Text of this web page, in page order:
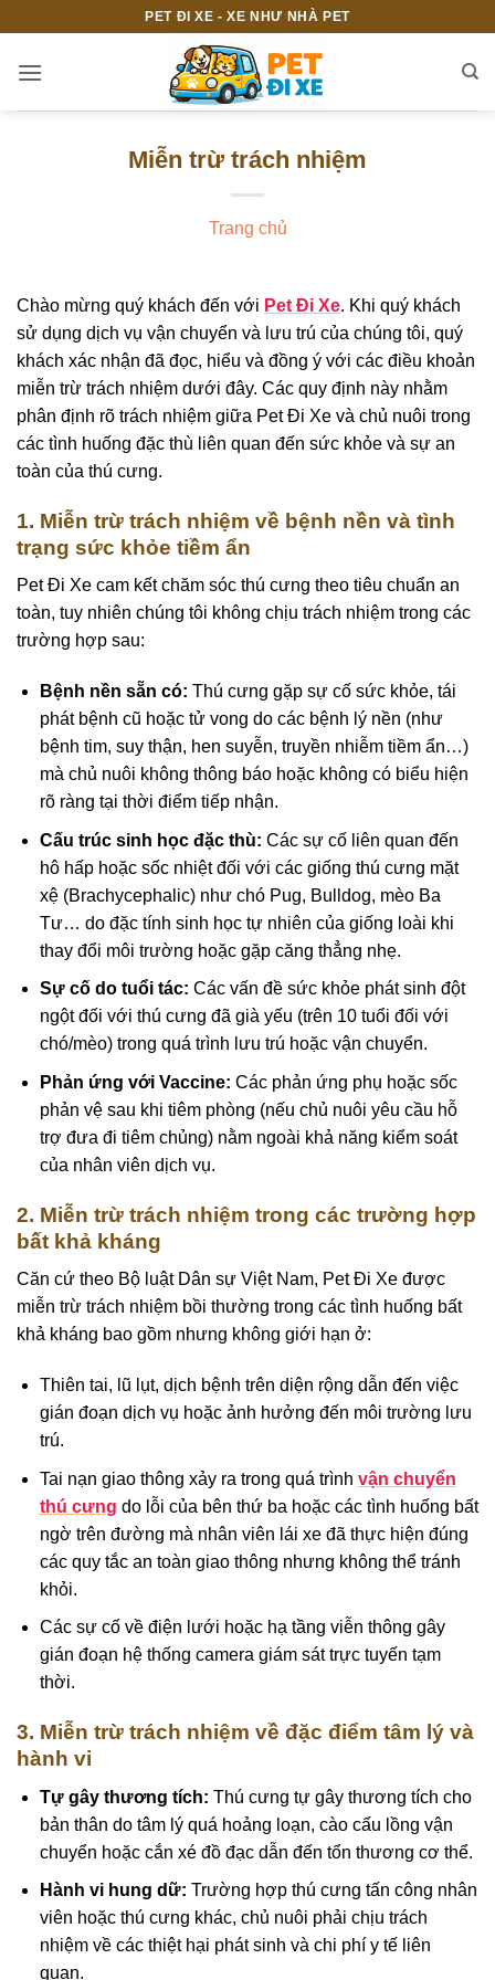
nội
PET ĐI XE - XE NHƯ NHÀ PET
Miễn trừ trách nhiệm
Trang chủ
Chào mừng quý khách đến với Pet Đi Xe. Khi quý khách
sử dụng dịch vụ vận chuyển và lưu trú của chúng tôi, quý
khách xác nhận đã đọc, hiểu và đồng ý với các điều khoản
miễn trừ trách nhiệm dưới đây. Các quy định này nhằm
phân định rõ trách nhiệm giữa Pet Đi Xe và chủ nuôi trong
các tình huống đặc thù liên quan đến sức khỏe và sự an
toàn của thú cưng.
1. Miễn trừ trách nhiệm về bệnh nền và tình
trạng sức khỏe tiềm ẩn
Pet Đi Xe cam kết chăm sóc thú cưng theo tiêu chuẩn an
toàn, tuy nhiên chúng tôi không chịu trách nhiệm trong các
trường hợp sau:
Bệnh nền sẵn có: Thú cưng gặp sự cố sức khỏe, tái
phát bệnh cũ hoặc tử vong do các bệnh lý nền (như
bệnh tim, suy thận, hen suyễn, truyền nhiễm tiềm ẩn…)
mà chủ nuôi không thông báo hoặc không có biểu hiện
rõ ràng tại thời điểm tiếp nhận.
Cấu trúc sinh học đặc thù: Các sự cố liên quan đến
hô hấp hoặc sốc nhiệt đối với các giống thú cưng mặt
xệ (Brachycephalic) như chó Pug, Bulldog, mèo Ba
Tư… do đặc tính sinh học tự nhiên của giống loài khi
thay đổi môi trường hoặc gặp căng thẳng nhẹ.
Sự cố do tuổi tác: Các vấn đề sức khỏe phát sinh đột
ngột đối với thú cưng đã già yếu (trên 10 tuổi đối với
chó/mèo) trong quá trình lưu trú hoặc vận chuyển.
Phản ứng với Vaccine: Các phản ứng phụ hoặc sốc
phản vệ sau khi tiêm phòng (nếu chủ nuôi yêu cầu hỗ
trợ đưa đi tiêm chủng) nằm ngoài khả năng kiểm soát
của nhân viên dịch vụ.
2. Miễn trừ trách nhiệm trong các trường hợp
bất khả kháng
Căn cứ theo Bộ luật Dân sự Việt Nam, Pet Đi Xe được
miễn trừ trách nhiệm bồi thường trong các tình huống bất
khả kháng bao gồm nhưng không giới hạn ở:
Thiên tai, lũ lụt, dịch bệnh trên diện rộng dẫn đến việc
gián đoạn dịch vụ hoặc ảnh hưởng đến môi trường lưu
trú.
Tai nạn giao thông xảy ra trong quá trình vận chuyển
thú cưng do lỗi của bên thứ ba hoặc các tình huống bất
ngờ trên đường mà nhân viên lái xe đã thực hiện đúng
các quy tắc an toàn giao thông nhưng không thể tránh
khỏi.
Các sự cố về điện lưới hoặc hạ tầng viễn thông gây
gián đoạn hệ thống camera giám sát trực tuyến tạm
thời.
3. Miễn trừ trách nhiệm về đặc điểm tâm lý và
hành vi
Tự gây thương tích: Thú cưng tự gây thương tích cho
bản thân do tâm lý quá hoảng loạn, cào cấu lồng vận
chuyển hoặc cắn xé đồ đạc dẫn đến tổn thương cơ thể.
Hành vi hung dữ: Trường hợp thú cưng tấn công nhân
viên hoặc thú cưng khác, chủ nuôi phải chịu trách
nhiệm về các thiệt hại phát sinh và chi phí y tế liên
quan.